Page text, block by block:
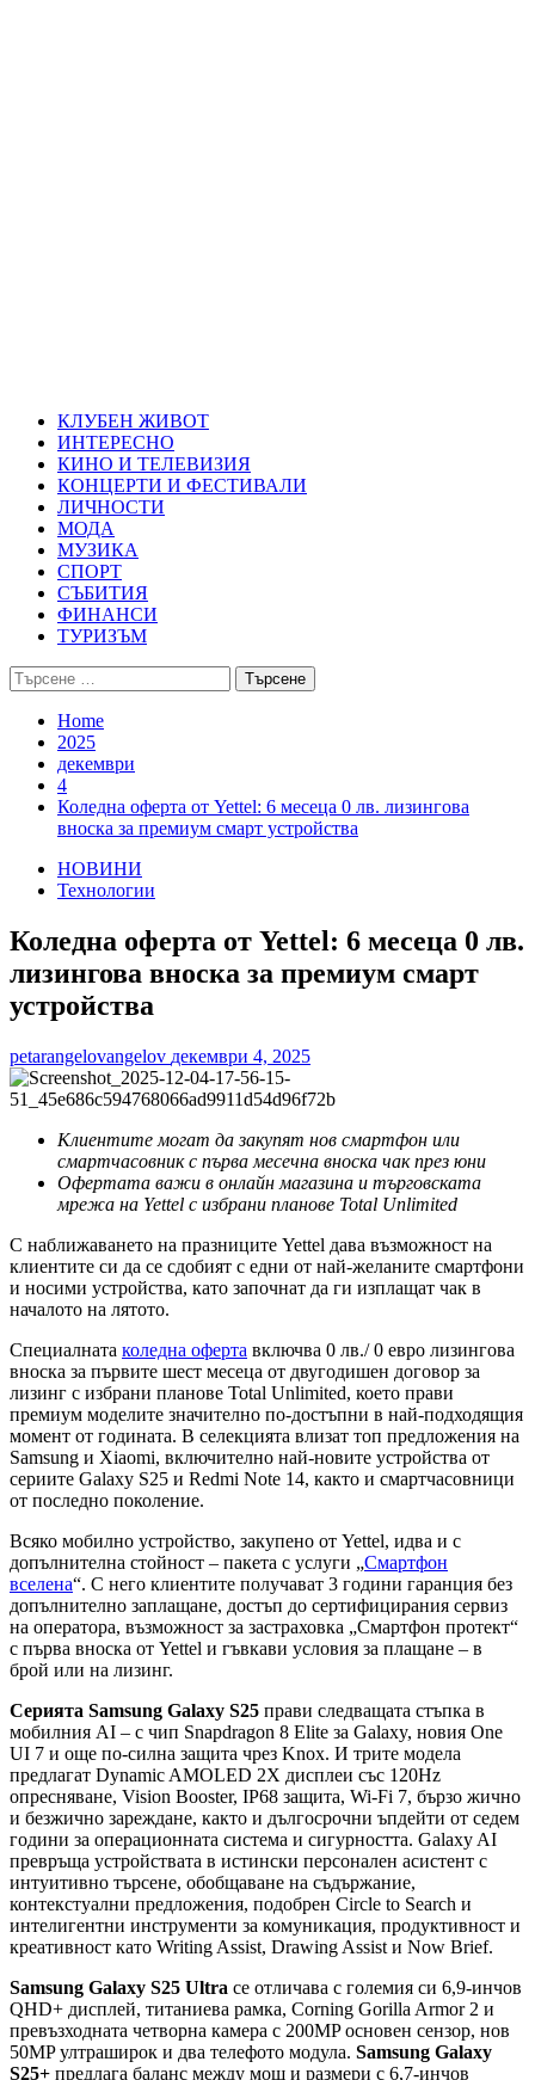
КЛУБЕН ЖИВОТ
ИНТЕРЕСНО
КИНО И ТЕЛЕВИЗИЯ
КОНЦЕРТИ И ФЕСТИВАЛИ
ЛИЧНОСТИ
МОДА
МУЗИКА
СПОРТ
СЪБИТИЯ
ФИНАНСИ
ТУРИЗЪМ
Търсене
за:
Home
2025
декември
4
Коледна оферта от Yettel: 6 месеца 0 лв. лизингова
вноска за премиум смарт устройства
НОВИНИ
Технологии
Коледна оферта от Yettel: 6 месеца 0 лв.
лизингова вноска за премиум смарт
устройства
petarangelovangelov декември 4, 2025
Клиентите могат да закупят нов смартфон или
смартчасовник с първа месечна вноска чак през юни
Офертата важи в онлайн магазина и търговската
мрежа на Yettel с избрани планове Total Unlimited
С наближаването на празниците Yettel дава възможност на
клиентите си да се сдобият с едни от най-желаните смартфони
и носими устройствa, като започнат да ги изплащат чак в
началото на лятото.
Специалната коледна оферта включва 0 лв./ 0 евро лизингова
вноска за първите шест месеца от двугодишен договор за
лизинг с избрани планове Total Unlimited, което прави
премиум моделите значително по-достъпни в най-подходящия
момент от годината. В селекцията влизат топ предложения на
Samsung и Xiaomi, включително най-новите устройства от
сериите Galaxy S25 и Redmi Note 14, както и смартчасовници
от последно поколение.
Всяко мобилно устройство, закупено от Yettel, идва и с
допълнителна стойност – пакетa с услуги „Смартфон
вселена“. С него клиентите получават 3 години гаранция без
допълнително заплащане, достъп до сертифицирания сервиз
на оператора, възможност за застраховка „Смартфон протект“
с първа вноска от Yettel и гъвкави условия за плащане – в
брой или на лизинг.
Серията Samsung Galaxy S25 прави следващата стъпка в
мобилния AI – с чип Snapdragon 8 Elite за Galaxy, новия One
UI 7 и още по-силна защита чрез Knox. И трите модела
предлагат Dynamic AMOLED 2X дисплеи със 120Hz
опресняване, Vision Booster, IP68 защита, Wi-Fi 7, бързо жично
и безжично зареждане, както и дългосрочни ъпдейти от седем
години за операционната система и сигурността. Galaxy AI
превръща устройствата в истински персонален асистент с
интуитивно търсене, обобщаване на съдържание,
контекстуални предложения, подобрен Circle to Search и
интелигентни инструменти за комуникация, продуктивност и
креативност като Writing Assist, Drawing Assist и Now Brief.
Samsung Galaxy S25 Ultra се отличава с големия си 6,9-инчов
QHD+ дисплей, титаниева рамка, Corning Gorilla Armor 2 и
превъзходната четворна камера с 200MP основен сензор, нов
50MP ултраширок и два телефото модула. Samsung Galaxy
S25+ предлага баланс между мощ и размери с 6,7-инчов